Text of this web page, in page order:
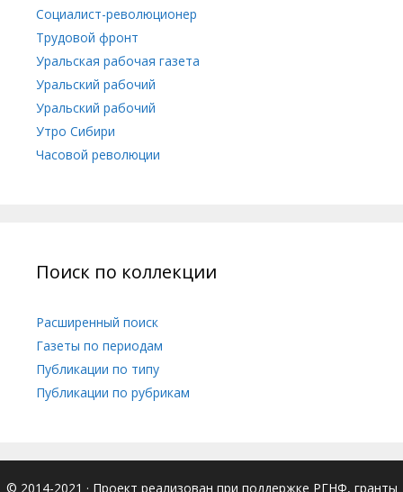
Социалист-революционер
Трудовой фронт
Уральская рабочая газета
Уральский рабочий
Уральский рабочий
Утро Сибири
Часовой революции
Поиск по коллекции
Расширенный поиск
Газеты по периодам
Публикации по типу
Публикации по рубрикам
© 2014-2021 · Проект реализован при поддержке РГНФ, гранты